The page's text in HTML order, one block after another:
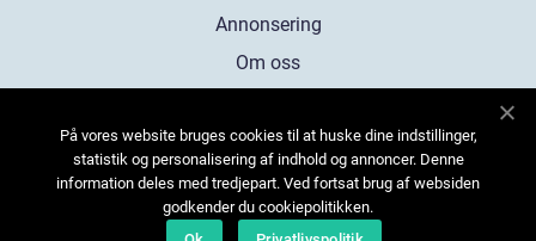
Annonsering
Om oss
Kontakta oss
Sitemap
På vores website bruges cookies til at huske dine indstillinger,
statistik og personalisering af indhold og annoncer. Denne
information deles med tredjepart. Ved fortsat brug af websiden
godkender du cookiepolitikken.